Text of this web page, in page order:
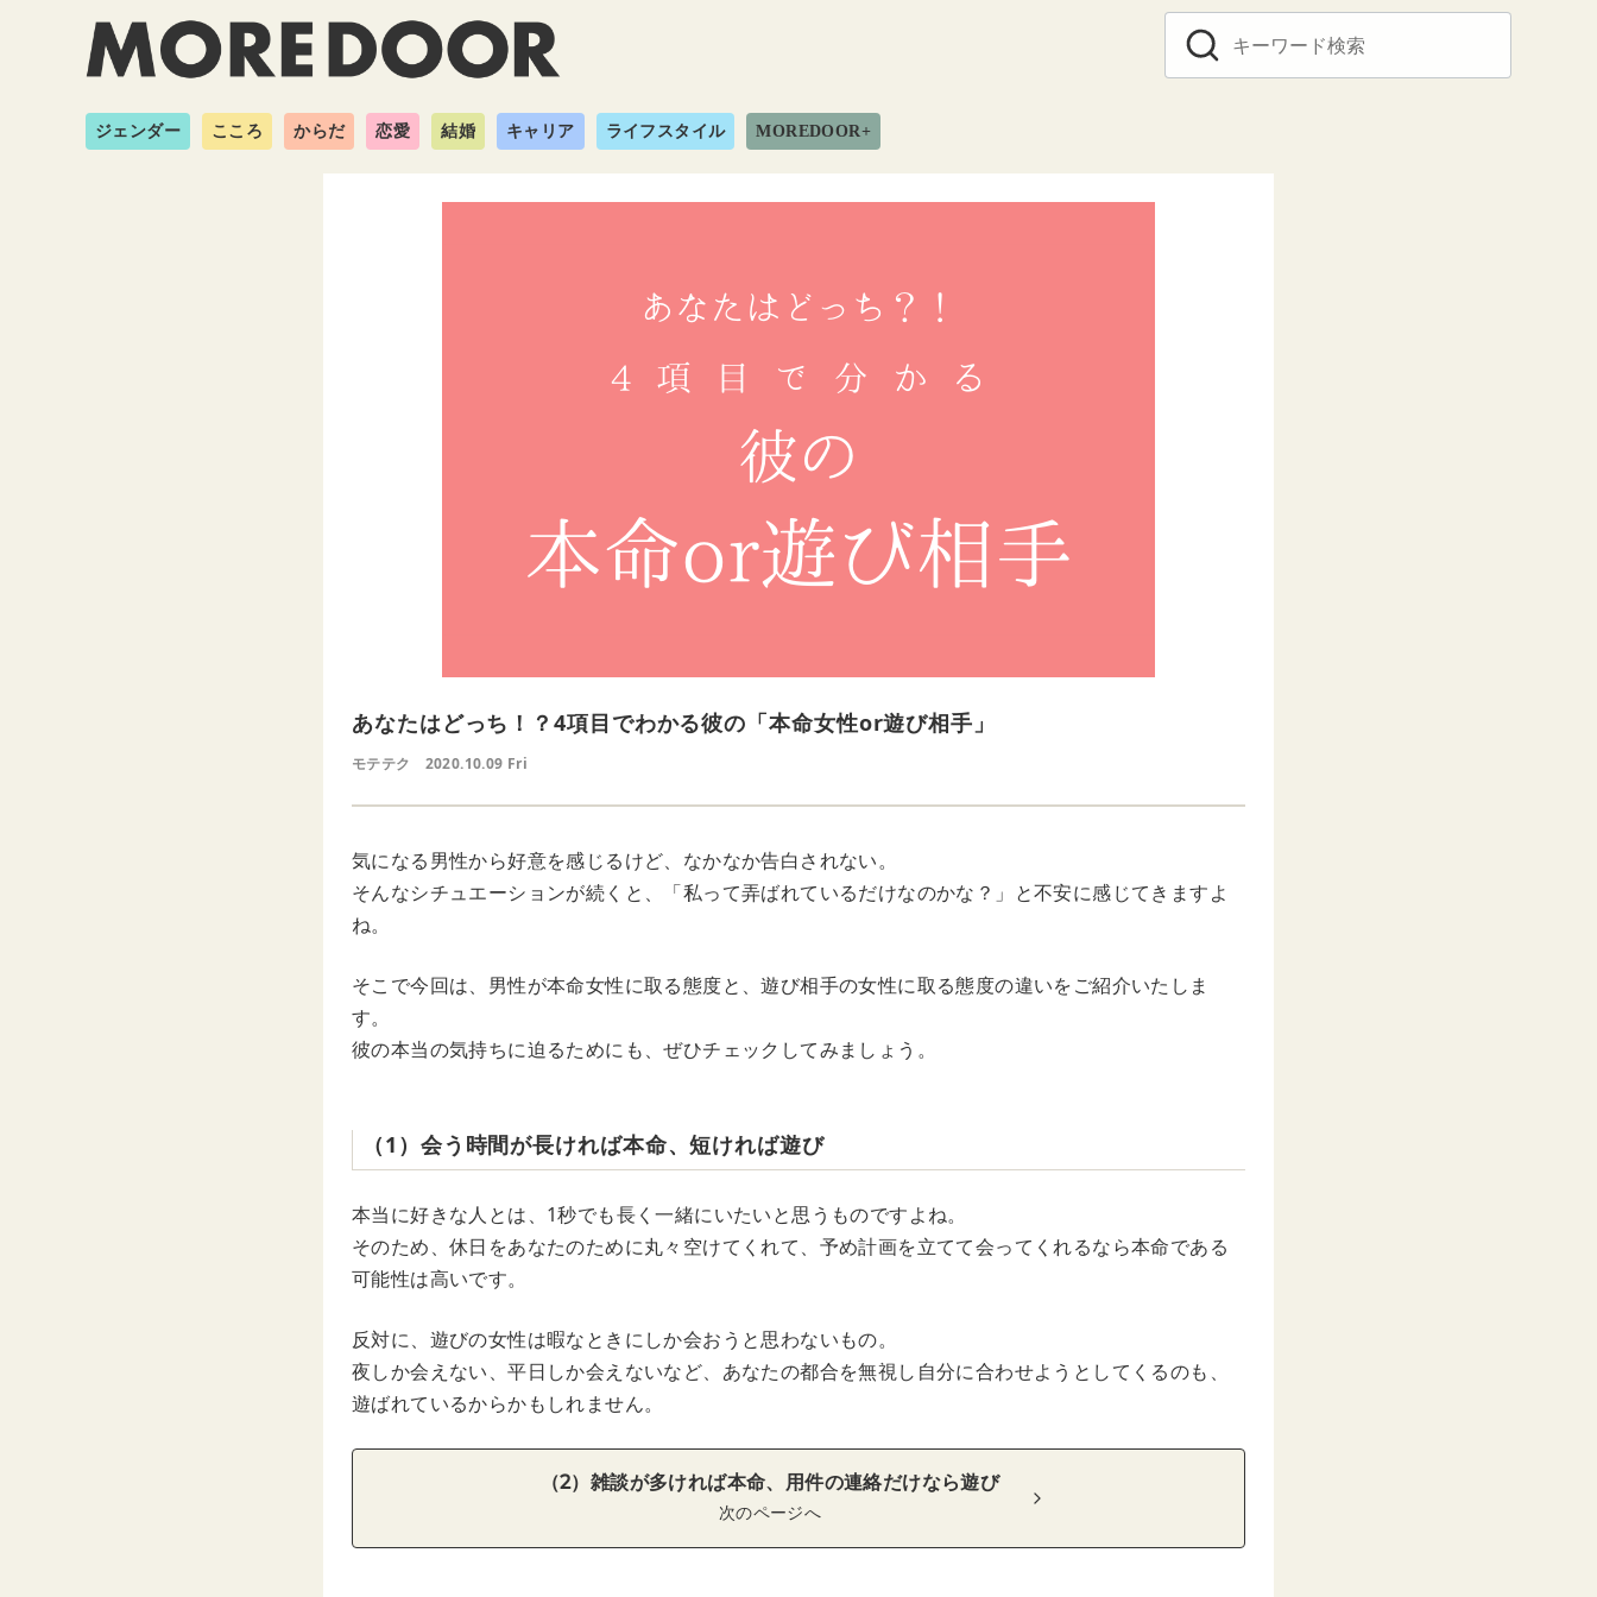
ジェンダー こころ からだ 恋愛 結婚 キャリア ライフスタイル MOREDOOR+
あなたはどっち！？4項目でわかる彼の「本命女性or遊び相手」
モテテク 2020.10.09 Fri
気になる男性から好意を感じるけど、なかなか告白されない。
そんなシチュエーションが続くと、「私って弄ばれているだけなのかな？」と不安に感じてきますよ
ね。
そこで今回は、男性が本命女性に取る態度と、遊び相手の女性に取る態度の違いをご紹介いたしま
す。
彼の本当の気持ちに迫るためにも、ぜひチェックしてみましょう。
（1）会う時間が長ければ本命、短ければ遊び
本当に好きな人とは、1秒でも長く一緒にいたいと思うものですよね。
そのため、休日をあなたのために丸々空けてくれて、予め計画を立てて会ってくれるなら本命である
可能性は高いです。
反対に、遊びの女性は暇なときにしか会おうと思わないもの。
夜しか会えない、平日しか会えないなど、あなたの都合を無視し自分に合わせようとしてくるのも、
遊ばれているからかもしれません。
（2）雑談が多ければ本命、用件の連絡だけなら遊び
次のページへ